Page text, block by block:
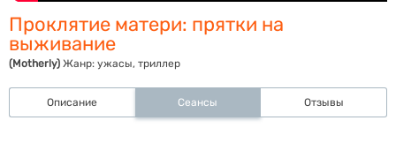
Проклятие матери: прятки на
выживание
(Motherly) Жанр: ужасы, триллер
Описание Сеансы Отзывы